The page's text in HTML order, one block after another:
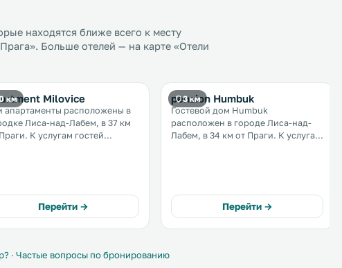
находятся ближе всего к месту
Больше отелей — на карте «Отели
км Milovice
апартаменты расположены в
Лиса-над-Лабем, в 37 км
услугам гостей
парковка на месте. .
Перейти →
3 км
penzion Humbuk
Гостевой дом Humbuk
расположен в городе Лиса-над-
Лабем, в 34 км от Праги. К услугам
В собственной ванной комнате
установлена ванна или. . . .
Перейти →
· Частые вопросы по бронированию